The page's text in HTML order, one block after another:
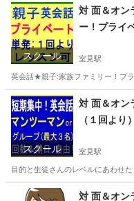
スクール
対 面＆オン
ー！プライ
室見駅
英会話★親子:家族ファミリー！プ
福岡 福岡市 室見駅
スクール
対 面＆オン
（１回より
室見駅
目的と生徒さんのレベルにあわせ
福岡 福岡市 室見駅
対 面＆オン